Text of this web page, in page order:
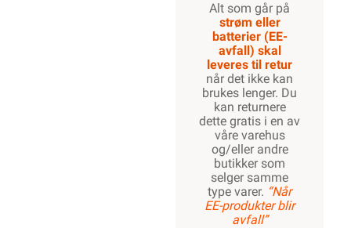
Alt som går på
strøm eller
batterier (EE-
avfall) skal
leveres til retur
når det ikke kan
brukes lenger. Du
kan returnere
dette gratis i en av
våre varehus
og/eller andre
butikker som
selger samme
type varer. “Når
EE-produkter blir
avfall”